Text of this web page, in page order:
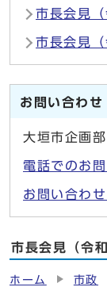
市長会見（
市長会見（
お問い合わせ
大垣市企画
電話でのお
お問い合わ
市長会見（令
ホーム 市政